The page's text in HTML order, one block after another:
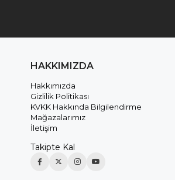
HAKKIMIZDA
Hakkımızda
Gizlilik Politikası
KVKK Hakkında Bilgilendirme
Mağazalarımız
İletişim
Takipte Kal